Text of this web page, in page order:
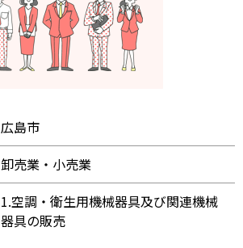
広島市
卸売業・小売業
1.空調・衛生用機械器具及び関連機械
器具の販売